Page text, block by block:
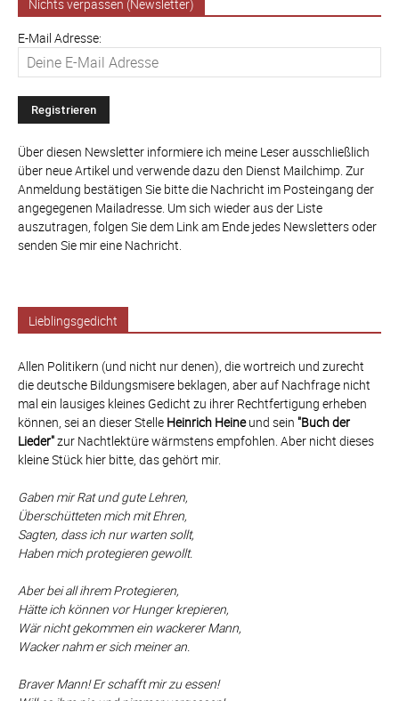
Nichts verpassen (Newsletter)
E-Mail Adresse:
Über diesen Newsletter informiere ich meine Leser ausschließlich
über neue Artikel und verwende dazu den Dienst Mailchimp. Zur
Anmeldung bestätigen Sie bitte die Nachricht im Posteingang der
angegegenen Mailadresse. Um sich wieder aus der Liste
auszutragen, folgen Sie dem Link am Ende jedes Newsletters oder
senden Sie mir eine Nachricht.
Lieblingsgedicht
Allen Politikern (und nicht nur denen), die wortreich und zurecht
die deutsche Bildungsmisere beklagen, aber auf Nachfrage nicht
mal ein lausiges kleines Gedicht zu ihrer Rechtfertigung erheben
können, sei an dieser Stelle Heinrich Heineund sein "Buch der
Lieder"zur Nachtlektüre wärmstens empfohlen. Aber nicht dieses
kleine Stück hier bitte, das gehört mir.
Gaben mir Rat und gute Lehren,
Überschütteten mich mit Ehren,
Sagten, dass ich nur warten sollt,
Haben mich protegieren gewollt.
Aber bei all ihrem Protegieren,
Hätte ich können vor Hunger krepieren,
Wär nicht gekommen ein wackerer Mann,
Wacker nahm er sich meiner an.
Braver Mann! Er schafft mir zu essen!